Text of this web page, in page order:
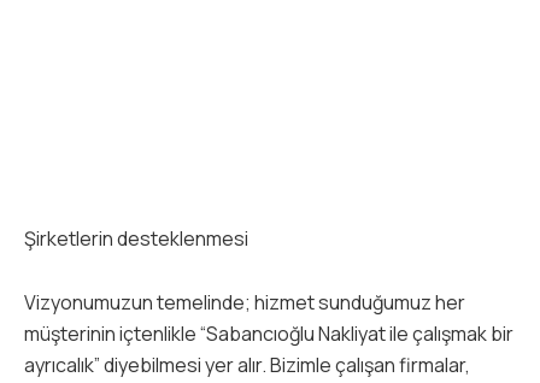
Şirketlerin desteklenmesi
Vizyonumuzun temelinde; hizmet sunduğumuz her
müşterinin içtenlikle “Sabancıoğlu Nakliyat ile çalışmak bir
ayrıcalık” diyebilmesi yer alır. Bizimle çalışan firmalar,